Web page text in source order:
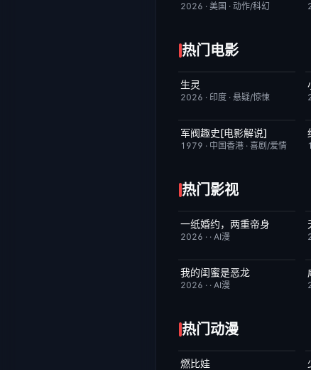
2026 · 美国 · 动作/科幻
热门电影
昨日更新
生灵
2026 · 印度 · 悬疑/惊悚
已完结
军阀趣史[电影解说]
1979 · 中国香港 · 喜剧/爱情
热门影视
完结
一纸婚约，两重帝身
2026 · · AI漫
完结
我的闺蜜是恶龙
2026 · · AI漫
热门动漫
HD国语
燃比娃